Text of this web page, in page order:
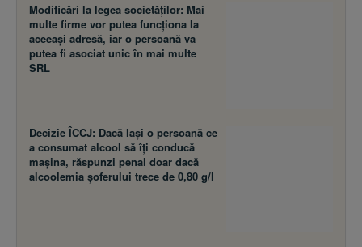
Modificări la legea societăţilor: Mai
multe firme vor putea funcţiona la
aceeaşi adresă, iar o persoană va
putea fi asociat unic în mai multe
SRL
Decizie ÎCCJ: Dacă laşi o persoană ce
a consumat alcool să îţi conducă
maşina, răspunzi penal doar dacă
alcoolemia şoferului trece de 0,80 g/l